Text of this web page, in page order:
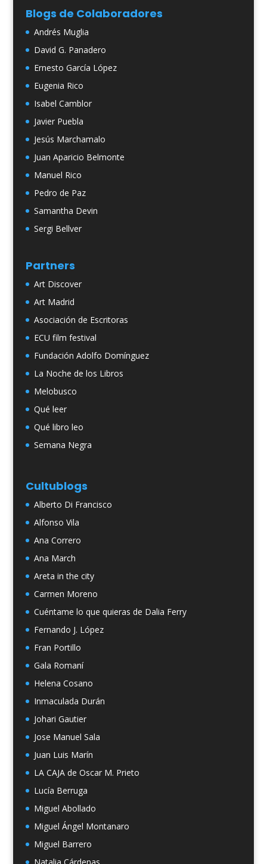
Blogs de Colaboradores
Andrés Muglia
David G. Panadero
Ernesto García López
Eugenia Rico
Isabel Camblor
Javier Puebla
Jesús Marchamalo
Juan Aparicio Belmonte
Manuel Rico
Pedro de Paz
Samantha Devin
Sergi Bellver
Partners
Art Discover
Art Madrid
Asociación de Escritoras
ECU film festival
Fundación Adolfo Domínguez
La Noche de los Libros
Melobusco
Qué leer
Qué libro leo
Semana Negra
Cultublogs
Alberto Di Francisco
Alfonso Vila
Ana Correro
Ana March
Areta in the city
Carmen Moreno
Cuéntame lo que quieras de Dalia Ferry
Fernando J. López
Fran Portillo
Gala Romaní
Helena Cosano
Inmaculada Durán
Johari Gautier
Jose Manuel Sala
Juan Luis Marín
LA CAJA de Oscar M. Prieto
Lucía Berruga
Miguel Abollado
Miguel Ángel Montanaro
Miguel Barrero
Natalia Cárdenas